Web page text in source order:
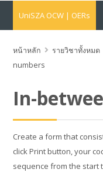
UniSZA OCW | OERs
My Courses
e-Learning Website
UniSZA Website
Thai ‎(th)‎
หน้าหลัก รายวิชาทั้งหมด
numbers
In-
Create a form that
click Print button, your
sequence from the start